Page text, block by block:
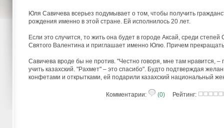
Юля Савичева всерьез подумывает о том, чтобы получить
рождения именно в этой стране. Ей исполнилось 20 лет.
Если это случится, то жить она будет в городе Аксай, среди
Святого Валентина и приглашает именно Юлю. Причем
Савичева вроде бы не против. "Честно говоря, мне там нравится,
учить казахский. "Рахмет" – это спасибо". Будто подтверждая
конфетами и открытками, ей подарили казахский национальный
Комментарии: (0) Рейтинг: